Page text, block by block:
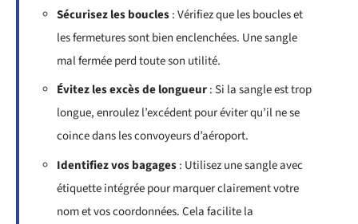
Sécurisez les boucles: Vérifiez que les boucles et
les fermetures sont bien enclenchées. Une sangle
mal fermée perd toute son utilité.
Évitez les excès de longueur: Si la sangle est trop
longue, enroulez l’excédent pour éviter qu’il ne se
coince dans les convoyeurs d’aéroport.
Identifiez vos bagages: Utilisez une sangle avec
étiquette intégrée pour marquer clairement votre
nom et vos coordonnées. Cela facilite la